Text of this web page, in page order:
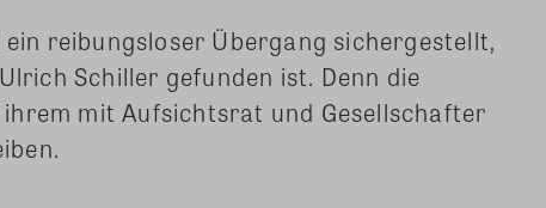
reibungsloser Übergang sichergestellt,
Schiller gefunden ist. Denn die
mit Aufsichtsrat und Gesellschafter